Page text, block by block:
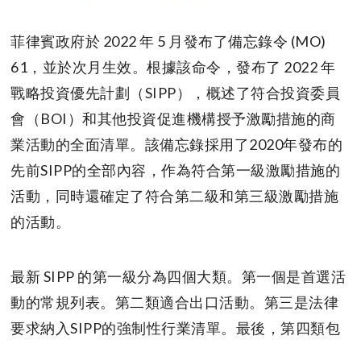
菲律賓政府於 2022 年 5 月發布了備忘錄令 (MO)
61，並於次月生效。根據該命令，發布了 2022 年
戰略投資優先計劃（SIPP），概述了符合投資委員
會（BOI）和其他投資促進機構授予激勵措施的商
業活動的全面清單。該備忘錄採用了2020年發布的
先前SIPP的全部內容，作為符合第一級激勵措施的
活動，同時還確定了​​符合第二級和第三級激勵措施
的活動。
最新 SIPP 的第一級分為四個大類。第一個是首選活
動的常規列表。第二類適合出口活動。第三是法律
要求納入SIPP的強制性行業清單。最後，第四類包